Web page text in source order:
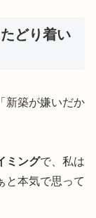
どり着い
新築が嫌いだか
ミングで、私は
と本気で思って